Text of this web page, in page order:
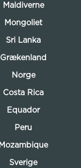
Maldiverne
Mongoliet
Sri Lanka
Grækenland
Norge
Costa Rica
Equador
Peru
Sverige